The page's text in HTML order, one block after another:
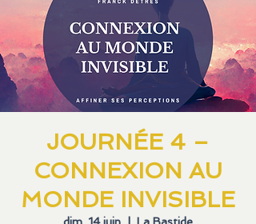
JOURNÉE 4 –
CONNEXION AU
MONDE INVISIBLE